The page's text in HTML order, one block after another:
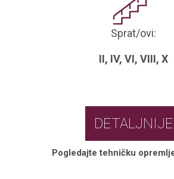
Sprat/ovi:
II, IV, VI, VIII, X
DETALJNIJE
Pogledajte tehničku